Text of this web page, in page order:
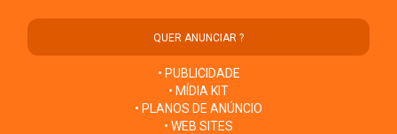
QUER ANUNCIAR ?
• PUBLICIDADE
• MÍDIA KIT
• PLANOS DE ANÚNCIO
• WEB SITES